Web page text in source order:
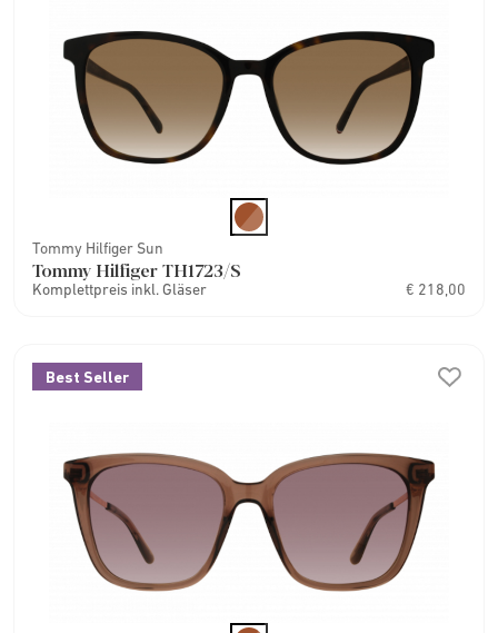
Tommy Hilfiger Sun
Tommy Hilfiger TH1723/S
Komplettpreis inkl. Gläser € 218,00
Best Seller